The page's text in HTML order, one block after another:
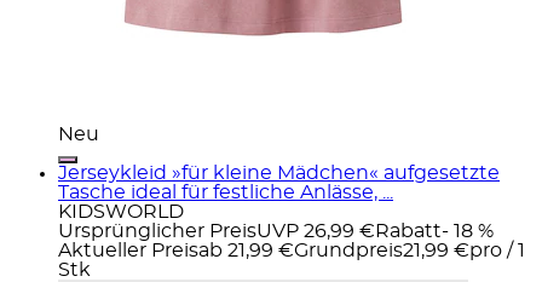
Neu
Jerseykleid »für kleine Mädchen« aufgesetzte
Tasche ideal für festliche Anlässe, ...
KIDSWORLD
Ursprünglicher PreisUVP 26,99 € Rabatt- 18 %
Aktueller Preisab 21,99 €Grundpreis21,99 €pro / 1
Stk